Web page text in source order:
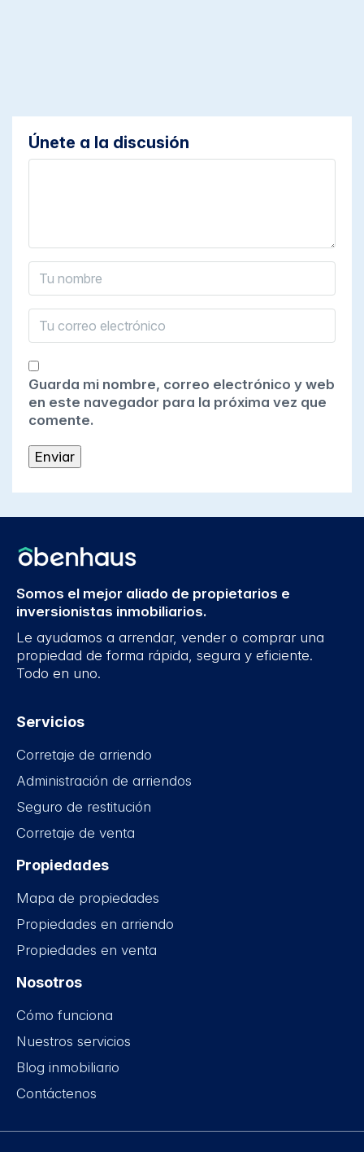
Únete a la discusión
Guarda mi nombre, correo electrónico y web
en este navegador para la próxima vez que
comente.
Somos el mejor aliado de propietarios e
inversionistas inmobiliarios.
Le ayudamos a arrendar, vender o comprar una
propiedad de forma rápida, segura y eficiente.
Todo en uno.
Servicios
Corretaje de arriendo
Administración de arriendos
Seguro de restitución
Corretaje de venta
Propiedades
Mapa de propiedades
Propiedades en arriendo
Propiedades en venta
Nosotros
Cómo funciona
Nuestros servicios
Blog inmobiliario
Contáctenos